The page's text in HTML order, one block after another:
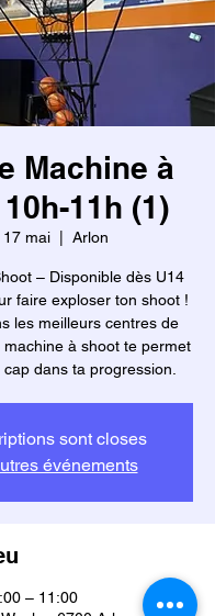
Machine à
11h (1)
17 mai Arlon
– Disponible dès U14
faire exploser ton shoot !
les meilleurs centres de
à shoot te permet
dans ta progression.
sont closes
événements
– 11:00